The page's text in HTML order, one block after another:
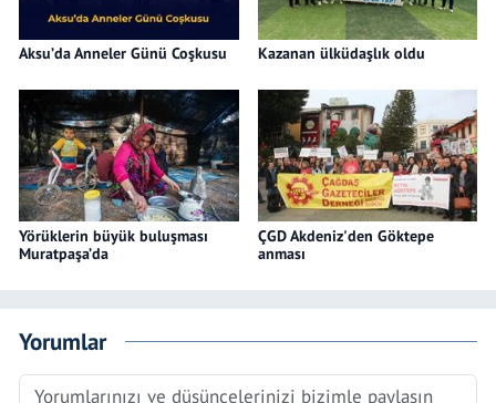
Aksu’da Anneler Günü Coşkusu Kazanan ülküdaşlık oldu
Yörüklerin büyük buluşması
Muratpaşa’da
ÇGD Akdeniz'den Göktepe
anması
Yorumlar